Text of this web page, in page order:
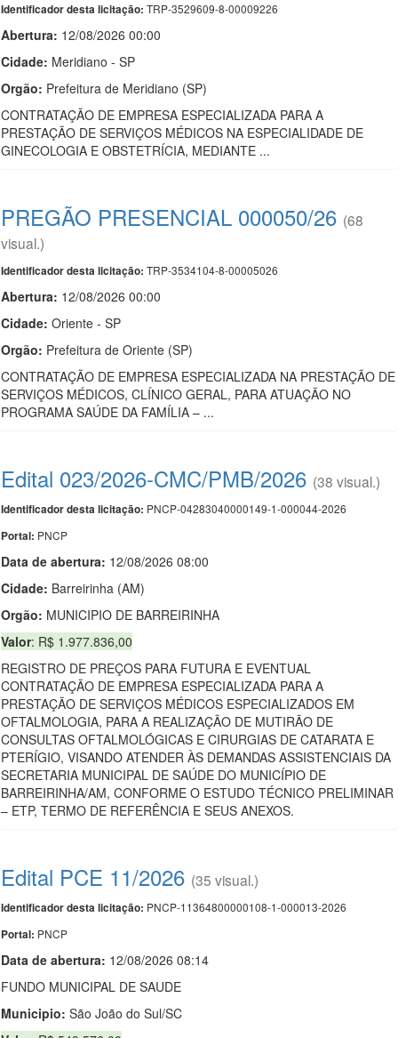
Identificador desta licitação: TRP-3529609-8-00009226
Abertura: 12/08/2026 00:00
Cidade: Meridiano - SP
Orgão: Prefeitura de Meridiano (SP)
CONTRATAÇÃO DE EMPRESA ESPECIALIZADA PARA A
PRESTAÇÃO DE SERVIÇOS MÉDICOS NA ESPECIALIDADE DE
GINECOLOGIA E OBSTETRÍCIA, MEDIANTE ...
PREGÃO PRESENCIAL 000050/26 (68
visual.)
Identificador desta licitação: TRP-3534104-8-00005026
Abertura: 12/08/2026 00:00
Cidade: Oriente - SP
Orgão: Prefeitura de Oriente (SP)
CONTRATAÇÃO DE EMPRESA ESPECIALIZADA NA PRESTAÇÃO DE
SERVIÇOS MÉDICOS, CLÍNICO GERAL, PARA ATUAÇÃO NO
PROGRAMA SAÚDE DA FAMÍLIA – ...
Edital 023/2026-CMC/PMB/2026 (38 visual.)
Identificador desta licitação: PNCP-04283040000149-1-000044-2026
Portal: PNCP
Data de abertura: 12/08/2026 08:00
Cidade: Barreirinha (AM)
Orgão: MUNICIPIO DE BARREIRINHA
Valor: R$ 1.977.836,00
REGISTRO DE PREÇOS PARA FUTURA E EVENTUAL
CONTRATAÇÃO DE EMPRESA ESPECIALIZADA PARA A
PRESTAÇÃO DE SERVIÇOS MÉDICOS ESPECIALIZADOS EM
OFTALMOLOGIA, PARA A REALIZAÇÃO DE MUTIRÃO DE
CONSULTAS OFTALMOLÓGICAS E CIRURGIAS DE CATARATA E
PTERÍGIO, VISANDO ATENDER ÀS DEMANDAS ASSISTENCIAIS DA
SECRETARIA MUNICIPAL DE SAÚDE DO MUNICÍPIO DE
BARREIRINHA/AM, CONFORME O ESTUDO TÉCNICO PRELIMINAR
– ETP, TERMO DE REFERÊNCIA E SEUS ANEXOS.
Edital PCE 11/2026 (35 visual.)
Identificador desta licitação: PNCP-11364800000108-1-000013-2026
Portal: PNCP
Data de abertura: 12/08/2026 08:14
FUNDO MUNICIPAL DE SAUDE
Municipio: São João do Sul/SC